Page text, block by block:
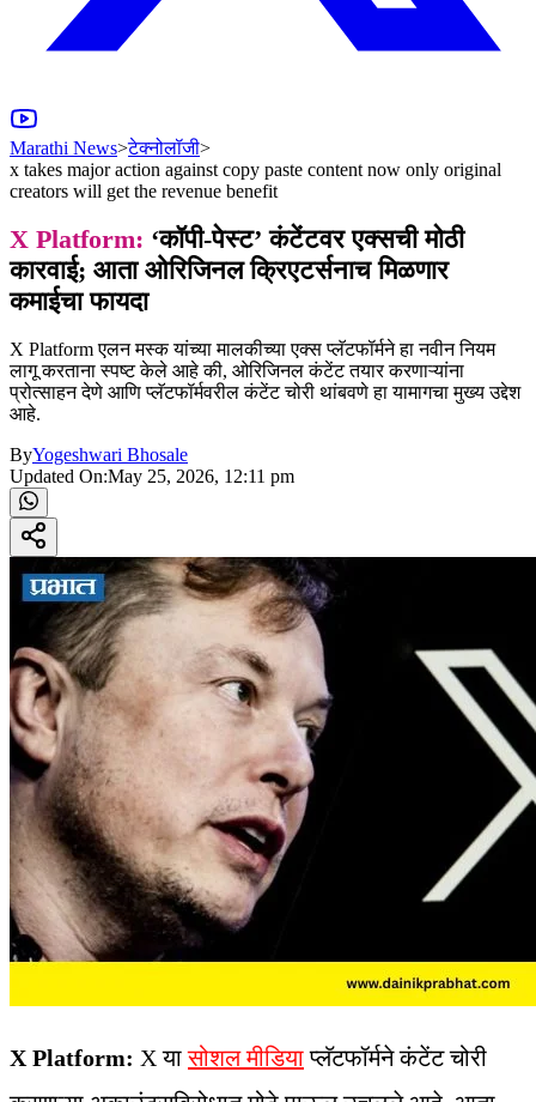
Marathi News>टेक्नोलॉजी>
x takes major action against copy paste content now only original
creators will get the revenue benefit
X Platform: ‘कॉपी-पेस्ट’ कंटेंटवर एक्सची मोठी
कारवाई; आता ओरिजिनल क्रिएटर्सनाच मिळणार
कमाईचा फायदा
X Platform एलन मस्क यांच्या मालकीच्या एक्स प्लॅटफॉर्मने हा नवीन नियम
लागू करताना स्पष्ट केले आहे की, ओरिजिनल कंटेंट तयार करणाऱ्यांना
प्रोत्साहन देणे आणि प्लॅटफॉर्मवरील कंटेंट चोरी थांबवणे हा यामागचा मुख्य उद्देश
आहे.
ByYogeshwari Bhosale
Updated On:May 25, 2026, 12:11 pm
X Platform: X यासोशल मीडियाप्लॅटफॉर्मने कंटेंट चोरी